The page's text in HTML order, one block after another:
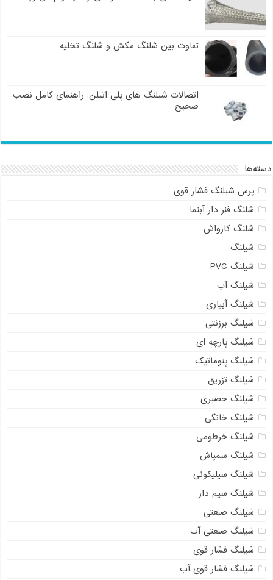
تفاوت بین شلنگ مکش و شلنگ تخلیه
اتصالات شیلنگ های پلی اتیلن: راهنمای کامل نصب
صحیح
دسته‌ها
پرس شیلنگ فشار قوی
شلنگ فنر دار آبنما
شلنگ کارواش
شیلنگ
شیلنگ PVC
شیلنگ آب
شیلنگ آبیاری
شیلنگ برزنتی
شیلنگ پارچه ای
شیلنگ پنوماتیک
شیلنگ تزریق
شیلنگ حصیری
شیلنگ خانگی
شیلنگ خرطومی
شیلنگ سمپاش
شیلنگ سیلیکونی
شیلنگ سیم دار
شیلنگ صنعتی
شیلنگ صنعتی آب
شیلنگ فشار قوی
شیلنگ فشار قوی آب